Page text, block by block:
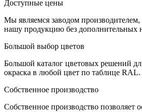
Доступные цены
Мы являемся заводом
нашу продукцию без дополнительных
Большой выбор цветов
Большой каталог цветовых решений
окраска в любой цвет по таблице RAL.
Собственное производство
Собственное производство позволяет